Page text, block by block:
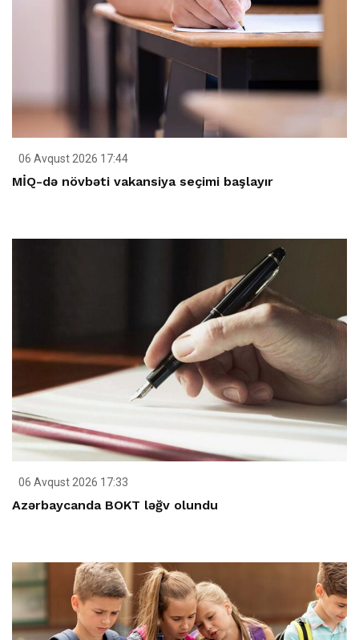
06 Avqust 2026 17:44
MİQ-də növbəti vakansiya seçimi başlayır
06 Avqust 2026 17:33
Azərbaycanda BOKT ləğv olundu